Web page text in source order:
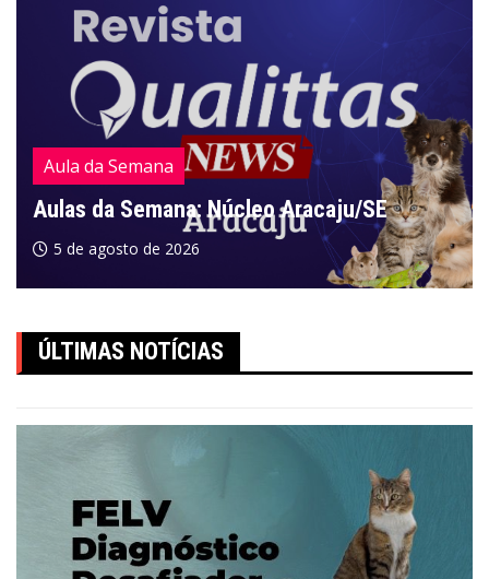
Aula da Semana
Aulas da Semana: Núcleo Aracaju/SE
5 de agosto de 2026
ÚLTIMAS NOTÍCIAS